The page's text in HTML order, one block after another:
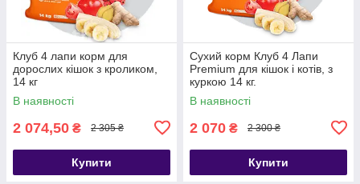
Клуб 4 лапи корм для
дорослих кішок з кроликом,
14 кг
В наявності
2 074,50 ₴ 2 305 ₴
Купити
Сухий корм Клуб 4 Лапи
Premium для кішок і котів, з
куркою 14 кг.
В наявності
2 070 ₴ 2 300 ₴
Купити